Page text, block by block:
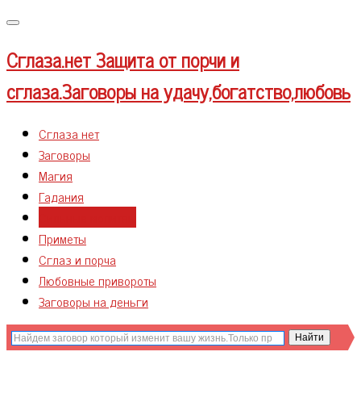
Меню
Сглаза.нетЗащита от порчи и
сглаза.Заговоры на удачу,богатство,любовь
Сглаза нет
Заговоры
Магия
Гадания
Приметы
Сглаз и порча
Любовные привороты
Заговоры на деньги